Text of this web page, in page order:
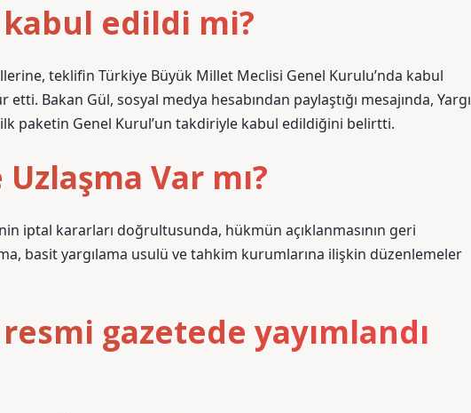
edildi mi?
teklifin Türkiye Büyük Millet Meclisi Genel Kurulu’nda kabul
Bakan Gül, sosyal medya hesabından paylaştığı mesajında, Yargı
paketin Genel Kurul’un takdiriyle kabul edildiğini belirtti.
Var mı?
iptal kararları doğrultusunda, hükmün açıklanmasının geri
basit yargılama usulü ve tahkim kurumlarına ilişkin düzenlemeler
gazetede yayımlandı